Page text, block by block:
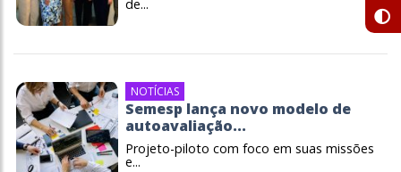
de...
NOTÍCIAS
Semesp lança novo modelo de
autoavaliação...
Projeto-piloto com foco em suas missões
e...